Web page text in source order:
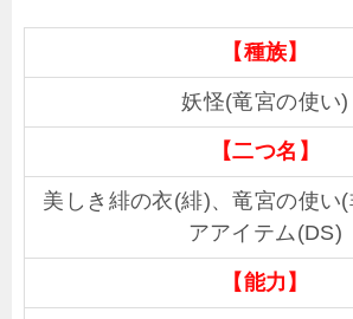
【種族】
妖怪(竜宮の使い)
【二つ名】
美しき緋の衣(緋)、竜宮の使い
アアイテム(DS)
【能力】